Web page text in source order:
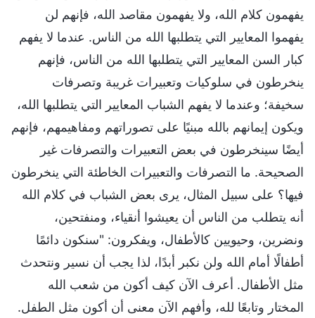
يفهمون كلام الله، ولا يفهمون مقاصد الله، فإنهم لن
يفهموا المعايير التي يتطلبها الله من الناس. عندما لا يفهم
كبار السن المعايير التي يتطلبها الله من الناس، فإنهم
ينخرطون في سلوكيات وتعبيرات غريبة وتصرفات
سخيفة؛ وعندما لا يفهم الشباب المعايير التي يتطلبها الله،
ويكون إيمانهم بالله مبنيًا على تصوراتهم ومفاهيمهم، فإنهم
أيضًا سينخرطون في بعض التعبيرات والتصرفات غير
الصحيحة. ما التصرفات والتعبيرات الخاطئة التي ينخرطون
فيها؟ على سبيل المثال، يرى بعض الشباب في كلام الله
أنه يتطلب من الناس أن يعيشوا أنقياء، ومنفتحين،
ونضرين، وحيويين كالأطفال، ويفكرون: "سنكون دائمًا
أطفالًا أمام الله ولن نكبر أبدًا، لذا يجب أن نسير ونتحدث
مثل الأطفال. أعرف الآن كيف أكون من شعب الله
المختار وتابعًا لله، وأفهم الآن معنى أن أكون مثل الطفل.